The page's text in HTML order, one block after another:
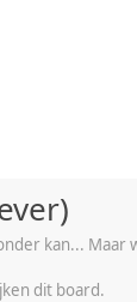
kan... Maar
dit board.